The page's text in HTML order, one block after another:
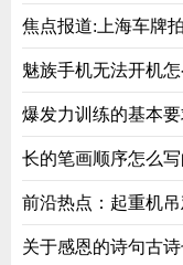
爆发力训练的基本
关于感恩的诗句古